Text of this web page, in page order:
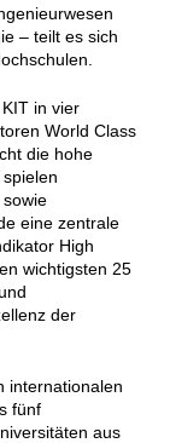
– teilt es sich
in vier
World Class
die hohe
eine zentrale
High
wichtigsten 25
der
internationalen
fünf
aus